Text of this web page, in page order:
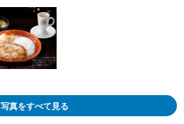
写真をすべて見る